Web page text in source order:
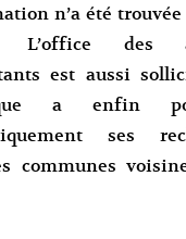
n’a été trouvée
L’office des
est aussi
a enfin
ses
communes